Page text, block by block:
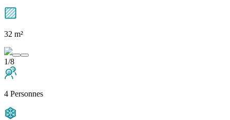
32 m²
1/8
4 Personnes